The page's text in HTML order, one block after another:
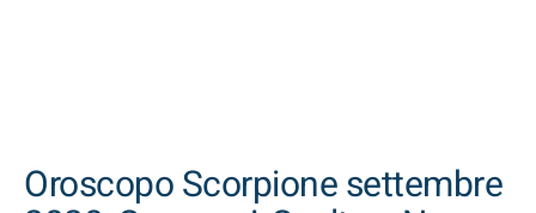
Oroscopo Scorpione settembre